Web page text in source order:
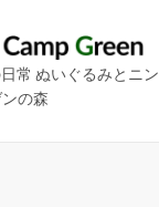
常 ぬいぐるみとニン
の森